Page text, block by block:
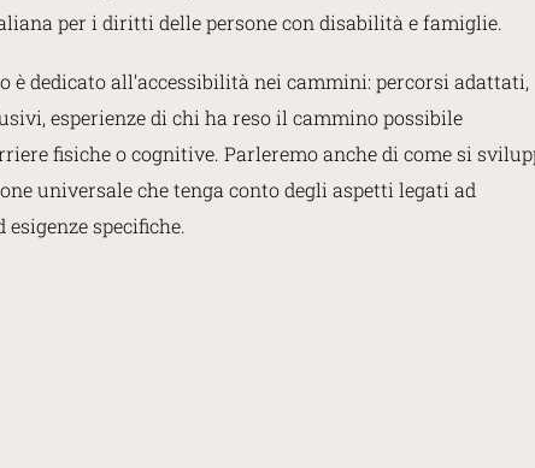
per i diritti delle persone con disabilità e famiglie.
è dedicato all’accessibilità nei cammini: percorsi adattati,
esperienze di chi ha reso il cammino possibile
fisiche o cognitive. Parleremo anche di come si
universale che tenga conto degli aspetti legati ad
specifiche.